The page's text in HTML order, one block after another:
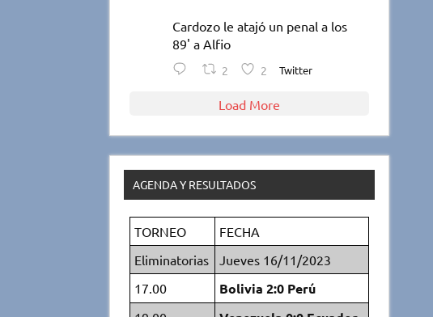
Cardozo le atajó un penal a los
89' a Alfio
2 2 Twitter
Load More
AGENDA Y RESULTADOS
TORNEO
FECHA
Eliminatorias
Jueves 16/11/2023
17.00
Bolivia 2:0 Perú